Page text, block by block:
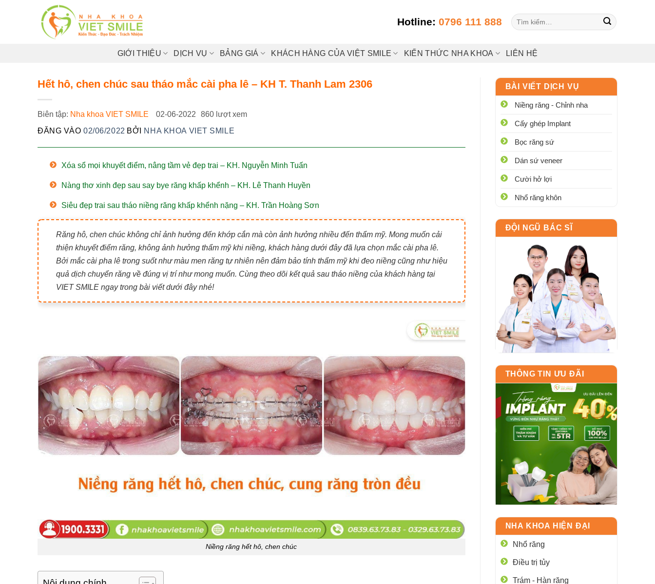
Hotline: 0796 111 888
Tìm
kiếm:
GIỚI THIỆU DỊCH VỤ BẢNG GIÁ KHÁCH HÀNG CỦA VIỆT SMILE KIẾN THỨC NHA KHOA LIÊN HỆ
Hết hô, chen chúc sau tháo mắc cài pha lê – KH T. Thanh Lam 2306
Biên tập: Nha khoa VIET SMILE 02-06-2022
860 lượt xem
ĐĂNG VÀO02/06/2022 BỞI NHA KHOA VIET SMILE
Xóa sổ mọi khuyết điểm, nâng tầm vẻ đẹp trai – KH. Nguyễn Minh Tuấn
Nàng thơ xinh đẹp sau say bye răng khấp khểnh – KH. Lê Thanh Huyền
Siêu đẹp trai sau tháo niềng răng khấp khểnh nặng – KH. Trần Hoàng Sơn
Răng hô, chen chúc không chỉ ảnh hưởng đến khớp cắn mà còn ảnh hưởng nhiều đến thẩm mỹ. Mong muốn cải
thiện khuyết điểm răng, không ảnh hưởng thẩm mỹ khi niềng, khách hàng dưới đây đã lựa chọn mắc cài pha lê.
Bởi mắc cài pha lê trong suốt như màu men răng tự nhiên nên đảm bảo tính thẩm mỹ khi đeo niềng cũng như hiệu
quả dịch chuyển răng về đúng vị trí như mong muốn. Cùng theo dõi kết quả sau tháo niềng của khách hàng tại
VIET SMILE ngay trong bài viết dưới đây nhé!
Niềng răng hết hô, chen chúc
BÀI VIẾT DỊCH VỤ
Niềng răng - Chỉnh nha
Cấy ghép Implant
Bọc răng sứ
Dán sứ veneer
Cười hở lợi
Nhổ răng khôn
ĐỘI NGŨ BÁC SĨ
THÔNG TIN ƯU ĐÃI
NHA KHOA HIỆN ĐẠI
Nhổ răng
Điều trị tủy
Trám - Hàn răng